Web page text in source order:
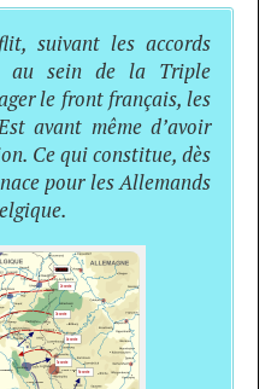
suivant les accords
au sein de la Triple
le front français, les
avant même d’avoir
Ce qui constitue, dès
pour les Allemands